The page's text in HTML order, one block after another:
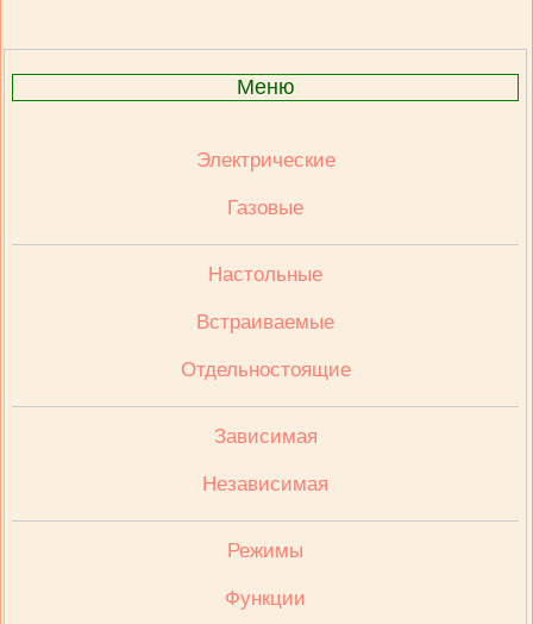
Меню
Электрические
Газовые
Настольные
Встраиваемые
Отдельностоящие
Зависимая
Независимая
Режимы
Функции